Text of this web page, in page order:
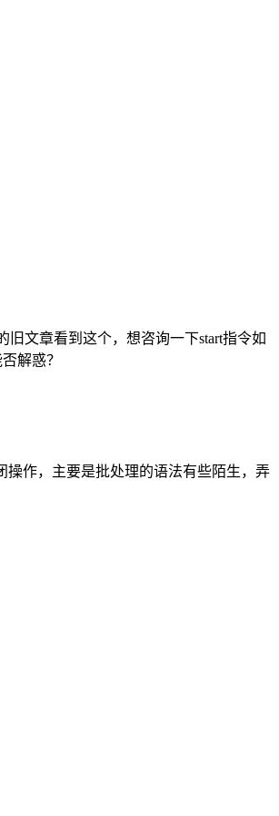
文章看到这个，想咨询一下start指令如
解惑？
操作，主要是批处理的语法有些陌生，弄